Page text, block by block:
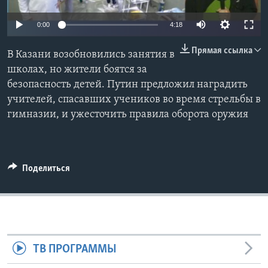
Learning English
СОЦИАЛЬНЫЕ СЕТИ
Языки
0:00 4:18
Прямая ссылка
В Казани возобновились занятия в
школах, но жители боятся за
безопасность детей. Путин предложил наградить
учителей, спасавших учеников во время стрельбы в
гимназии, и ужесточить правила оборота оружия
Поделиться
ТВ ПРОГРАММЫ